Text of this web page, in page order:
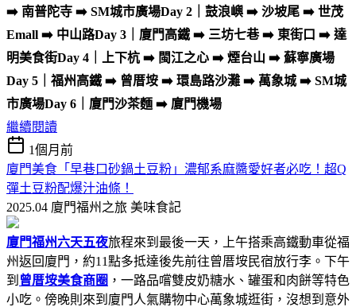
➡️ 南普陀寺 ➡️ SM城市廣場Day 2｜鼓浪嶼 ➡️ 沙坡尾 ➡️ 世茂
Emall ➡️ 中山路Day 3｜廈門高鐵 ➡️ 三坊七巷 ➡️ 東街口 ➡️ 達
明美食街Day 4｜上下杭 ➡️ 閩江之心 ➡️ 煙台山 ➡️ 蘇寧廣場
Day 5｜福州高鐵 ➡️ 曾厝垵 ➡️ 環島路沙灘 ➡️ 萬象城 ➡️ SM城
市廣場Day 6｜廈門沙茶麵 ➡️ 廈門機場
繼續閱讀
1個月前
廈門美食「早巷口砂鍋土豆粉」濃郁系麻醬愛好者必吃！超Q
彈土豆粉配爆汁油條！
2025.04 廈門福州之旅 美味食記
廈門福州六天五夜旅程來到最後一天，上午搭乘高鐵動車從福
州返回廈門，約11點多抵達後先前往曾厝垵民宿放行李。下午
到 曾厝垵美食商圈 ，一路品嚐雙皮奶糖水、罐蛋和肉餅等特色
小吃。傍晚則來到廈門人氣購物中心萬象城逛街，沒想到意外